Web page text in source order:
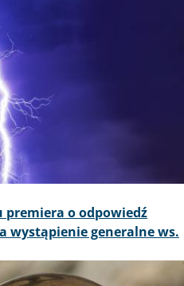
premiera o odpowiedź
wystąpienie generalne ws.